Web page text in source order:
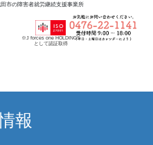
市の障害者就労継続支援事業所
※J forces one HOLDINGS
として認証取得
報